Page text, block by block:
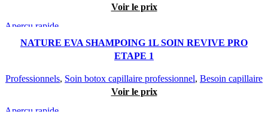
Voir le prix
Aperçu rapide
NATURE EVA SHAMPOING 1L SOIN REVIVE PRO
ETAPE 1
Professionnels, Soin botox capillaire professionnel, Besoin capillaire
Voir le prix
Aperçu rapide